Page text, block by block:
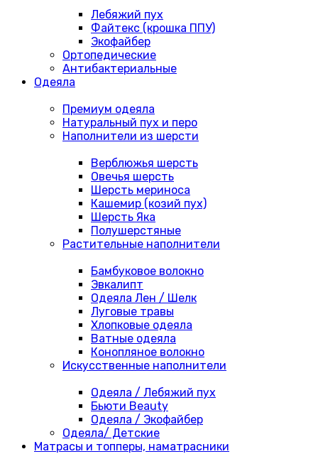
Лебяжий пух
Файтекс (крошка ППУ)
Экофайбер
Ортопедические
Антибактериальные
Одеяла
Премиум одеяла
Натуральный пух и перо
Наполнители из шерсти
Верблюжья шерсть
Овечья шерсть
Шерсть мериноса
Кашемир (козий пух)
Шерсть Яка
Полушерстяные
Растительные наполнители
Бамбуковое волокно
Эвкалипт
Одеяла Лен / Шелк
Луговые травы
Хлопковые одеяла
Ватные одеяла
Конопляное волокно
Искусственные наполнители
Одеяла / Лебяжий пух
Бьюти Beauty
Одеяла / Экофайбер
Одеяла/ Детские
Матрасы и топперы, наматрасники